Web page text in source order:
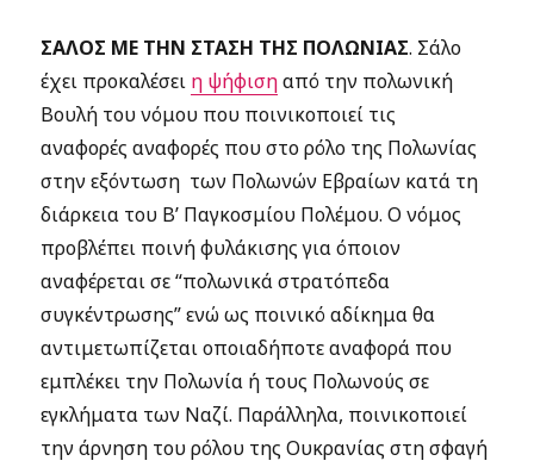
ΣΑΛΟΣ ΜΕ ΤΗΝ ΣΤΑΣΗ ΤΗΣ ΠΟΛΩΝΙΑΣ. Σάλο
έχει προκαλέσει η ψήφισηαπό την πολωνική
Βουλή του νόμου που ποινικοποιεί τις
αναφορές αναφορές που στο ρόλο της Πολωνίας
στην εξόντωση των Πολωνών Εβραίων κατά τη
διάρκεια του Β’ Παγκοσμίου Πολέμου. Ο νόμος
προβλέπει ποινή φυλάκισης για όποιον
αναφέρεται σε “πολωνικά στρατόπεδα
συγκέντρωσης” ενώ ως ποινικό αδίκημα θα
αντιμετωπίζεται οποιαδήποτε αναφορά που
εμπλέκει την Πολωνία ή τους Πολωνούς σε
εγκλήματα των Ναζί. Παράλληλα, ποινικοποιεί
την άρνηση του ρόλου της Ουκρανίας στη σφαγή